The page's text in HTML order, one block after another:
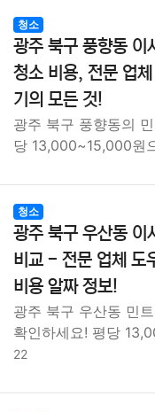
청소
광주 북구 풍향동 이
청소 비용, 전문 업
기의 모든 것!
광주 북구 풍향동의
당 13,000~15,000원
청소
광주 북구 우산동 이
비교 - 전문 업체 도
비용 알짜 정보!
광주 북구 우산동 민
확인하세요! 평당
22